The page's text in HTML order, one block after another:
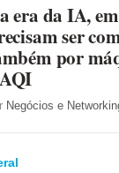
era da IA,
ser
por
Negócios e